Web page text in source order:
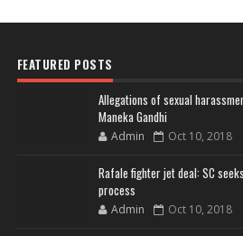
FEATURED POSTS
Allegations of sexual
Maneka Gandhi
Admin Oct 10, 2018
Rafale fighter jet deal: SC
process
Admin Oct 10, 2018